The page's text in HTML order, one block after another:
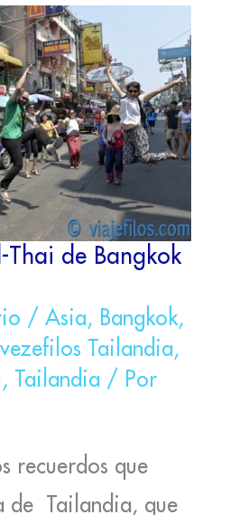
Thai de Bangkok
/ Asia, Bangkok,
Tailandia,
, Tailandia/ Por
recuerdos que
de Tailandia, que